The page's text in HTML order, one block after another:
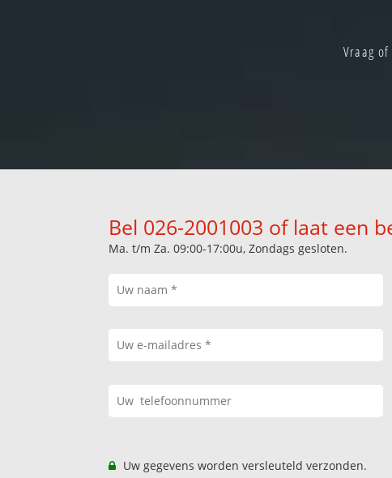
Vraag
Bel 026-2001003 of laat een
Ma. t/m Za. 09:00-17:00u, Zondags gesloten.
Uw gegevens worden versleuteld verzonden.